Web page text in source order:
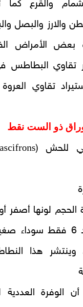
والقرع كما
والارز والبصل
بعض الأمراض
تقاوي البطاطس
تقاوي
ذو الست نقط
للحش (
لونها أصفر
وتتميز بوجود 6 فقط
وينتشر هذا
الوفرة العددية